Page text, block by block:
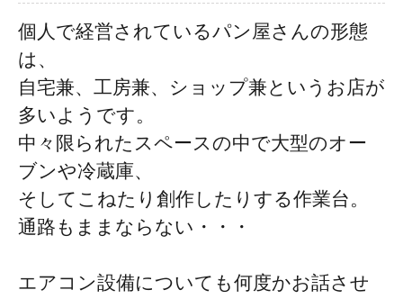
個人で経営されているパン屋さんの形態
は、
自宅兼、工房兼、ショップ兼というお店が
多いようです。
中々限られたスペースの中で大型のオー
ブンや冷蔵庫、
そしてこねたり創作したりする作業台。
通路もままならない・・・
エアコン設備についても何度かお話させ